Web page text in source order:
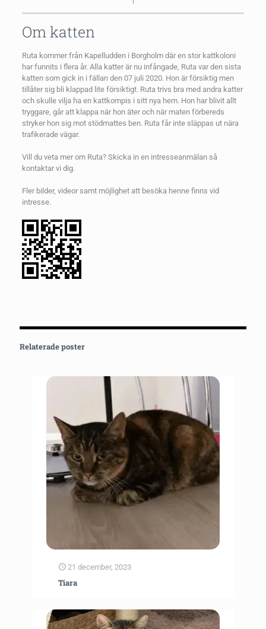
Om katten
Ruta kommer från Kapelludden i Borgholm där en stor kattkoloni
har funnits i flera år. Alla katter är nu infångade, Ruta var den sista
katten som gick in i fällan den 07 juli 2020. Hon är försiktig men
tillåter sig bli klappad lite försiktigt. Ruta trivs bra med andra katter
och skulle vilja ha en kattkompis i sitt nya hem. Hon har blivit allt
tryggare, går att klappa när hon äter och när maten förbereds
stryker hon sig mot stödmattes ben. Ruta får inte släppas ut nära
trafikerade vägar.
Vill du veta mer om Ruta? Skicka in en intresseanmälan så
kontaktar vi dig.
Fler bilder, videor samt möjlighet att besöka henne finns vid
intresse.
Relaterade poster
21 december, 2023
Tiara